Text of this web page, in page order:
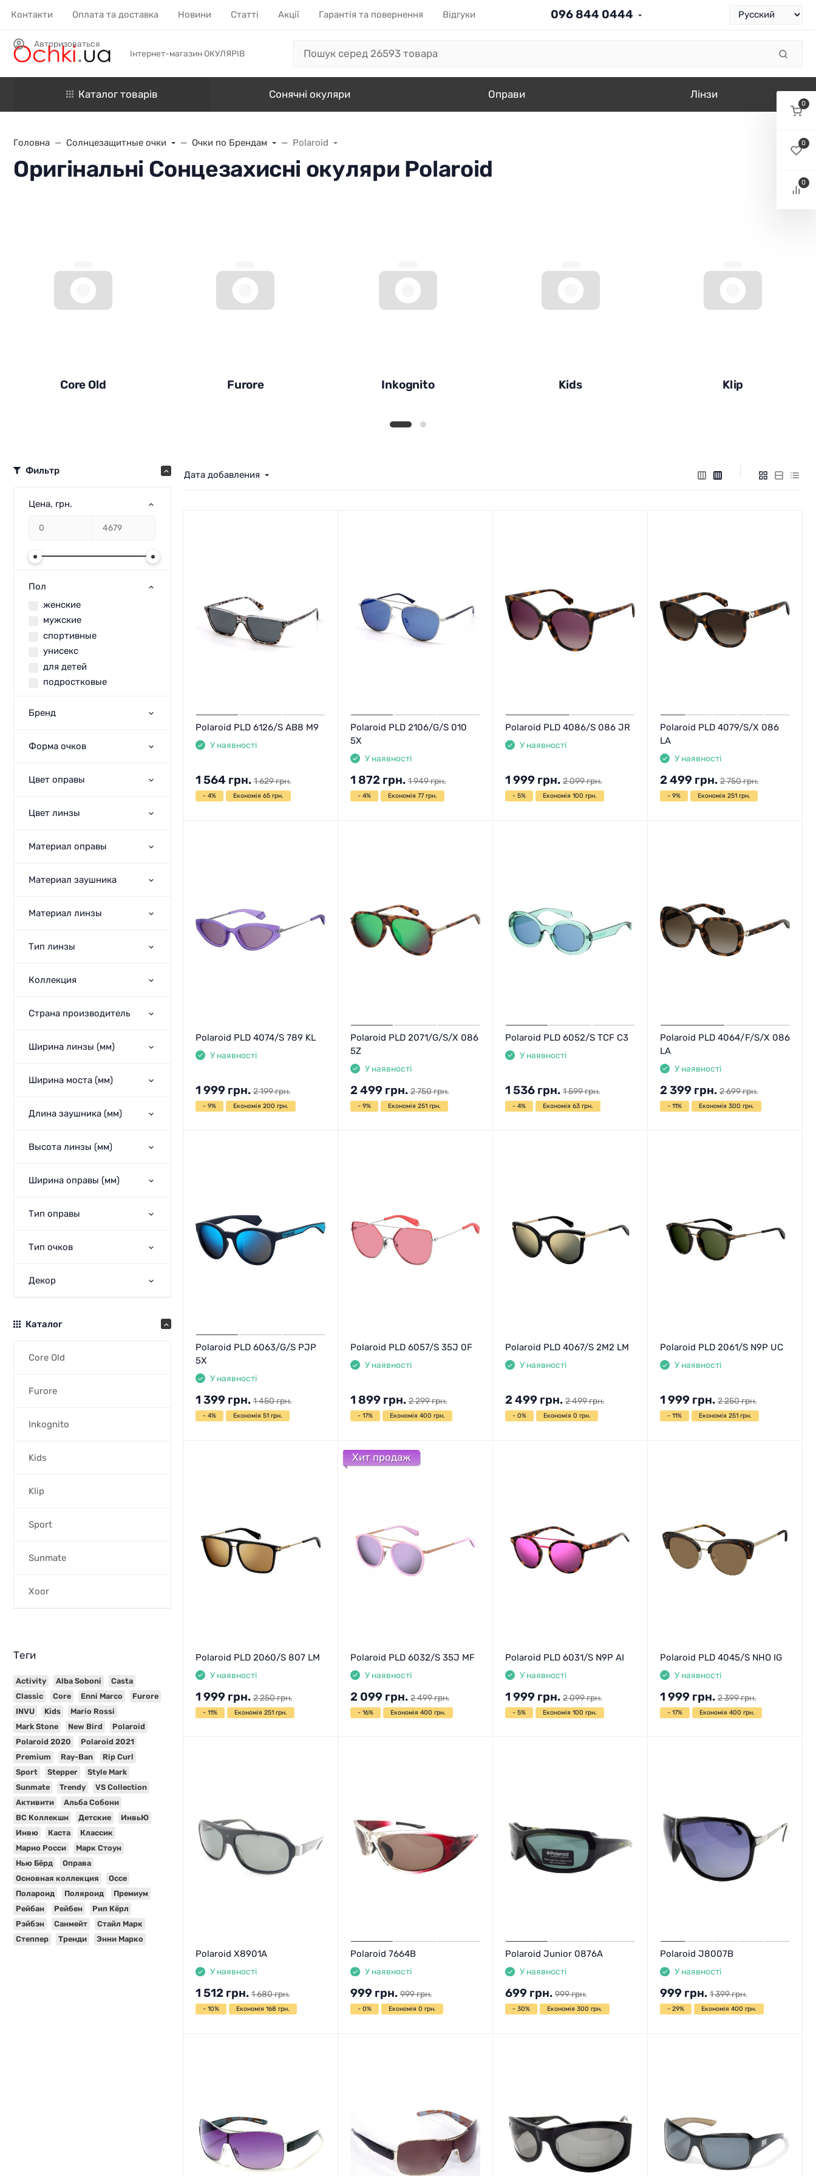
Контакти Оплата та доставка Новини Статті Акції Гарантія та повернення Відгуки 096 844 0444
Авторизоваться
Інтернет-магазин ОКУЛЯРІВ
Каталог товарів Сонячні окуляри Оправи Лінзи
Головна Солнцезащитные очки Очки по Брендам Polaroid
Оригінальні Сонцезахисні окуляри Polaroid
Core Old Furore Inkognito Kids Klip
Фильтр
Цена, грн.
Пол
женские
мужские
спортивные
унисекс
для детей
подростковые
Бренд
Форма очков
Цвет оправы
Цвет линзы
Материал оправы
Материал заушника
Материал линзы
Тип линзы
Коллекция
Страна производитель
Ширина линзы (мм)
Ширина моста (мм)
Длина заушника (мм)
Высота линзы (мм)
Ширина оправы (мм)
Тип оправы
Тип очков
Декор
Каталог
Core Old
Furore
Inkognito
Kids
Klip
Sport
Sunmate
Xoor
Теги
Activity Alba Soboni
Casta
Classic
Core Enni Marco
Furore
INVU
Kids
Mario Rossi
Mark Stone
New Bird
Polaroid
Polaroid 2020
Polaroid 2021
Premium
Ray-Ban
Rip Curl
Sport
Stepper
Style Mark
Sunmate
Trendy
VS Collection
Активити
Альба Собони
ВС Коллекшн
Детские
ИнвьЮ
Инвю
Каста
Классик
Марио Росси
Марк Стоун
Нью Бёрд
Оправа
Основная коллекция
Оссе
Полароид
Поляроид
Премиум
Рейбан
Рейбен
Рип Кёрл
Рэйбэн
Санмейт
Стайл Марк
Степпер
Тренди Энни Марко
Дата добавления
Polaroid PLD 6126/S AB8 M9
У наявності
1 564 грн. 1 629грн.
- 4% Економія 65 грн.
Polaroid PLD 2106/G/S 010
5X
У наявності
1 872 грн. 1 949грн.
- 4% Економія 77 грн.
Polaroid PLD 4086/S 086 JR
У наявності
1 999 грн. 2 099грн.
- 5% Економія 100 грн.
Polaroid PLD 4079/S/X 086
LA
У наявності
2 499 грн. 2 750грн.
- 9% Економія 251 грн.
Polaroid PLD 4074/S 789 KL
У наявності
1 999 грн. 2 199грн.
- 9% Економія 200 грн.
Polaroid PLD 2071/G/S/X 086
5Z
У наявності
2 499 грн. 2 750грн.
- 9% Економія 251 грн.
Polaroid PLD 6052/S TCF C3
У наявності
1 536 грн. 1 599грн.
- 4% Економія 63 грн.
Polaroid PLD 4064/F/S/X 086
LA
У наявності
2 399 грн. 2 699грн.
- 11% Економія 300 грн.
Polaroid PLD 6063/G/S PJP
5X
У наявності
1 399 грн. 1 450грн.
- 4% Економія 51 грн.
Polaroid PLD 6057/S 35J 0F
У наявності
1 899 грн. 2 299грн.
- 17% Економія 400 грн.
Polaroid PLD 4067/S 2M2 LM
У наявності
2 499 грн. 2 499грн.
- 0% Економія 0 грн.
Polaroid PLD 2061/S N9P UC
У наявності
1 999 грн. 2 250грн.
- 11% Економія 251 грн.
Polaroid PLD 2060/S 807 LM
У наявності
1 999 грн. 2 250грн.
- 11% Економія 251 грн.
Polaroid PLD 6032/S 35J MF
У наявності
2 099 грн. 2 499грн.
- 16% Економія 400 грн.
Хит продаж
Polaroid PLD 6031/S N9P AI
У наявності
1 999 грн. 2 099грн.
- 5% Економія 100 грн.
Polaroid PLD 4045/S NHO IG
У наявності
1 999 грн. 2 399грн.
- 17% Економія 400 грн.
Polaroid X8901A
У наявності
1 512 грн. 1 680грн.
- 10% Економія 168 грн.
Polaroid 7664B
У наявності
999 грн. 999грн.
- 0% Економія 0 грн.
Polaroid Junior 0876A
У наявності
699 грн. 999грн.
- 30% Економія 300 грн.
Polaroid J8007B
У наявності
999 грн. 1 399грн.
- 29% Економія 400 грн.
0
0
0